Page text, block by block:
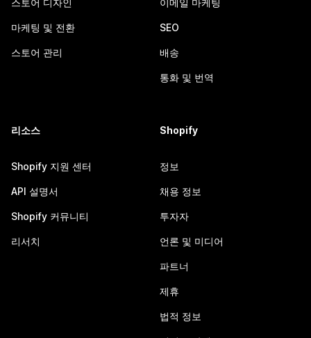
스토어 디자인
마케팅 및 전환
스토어 관리
이메일 마케팅
SEO
배송
통화 및 번역
리소스
Shopify 지원 센터
API 설명서
Shopify 커뮤니티
리서치
Shopify
정보
채용 정보
투자자
언론 및 미디어
파트너
제휴
법적 정보